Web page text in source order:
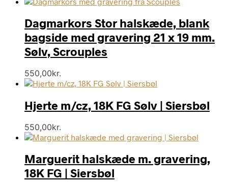
Dagmarkors Stor halskæde, blank
bagside med gravering 21 x 19 mm.
Sølv, Scrouples
550,00kr.
Hjerte m/cz, 18K FG Sølv | Siersbøl
550,00kr.
Marguerit halskæde m. gravering,
18K FG | Siersbøl